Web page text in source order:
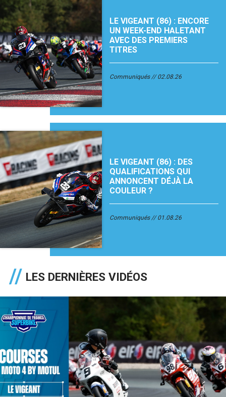
LE VIGEANT (86) : ENCORE
UN WEEK-END HALETANT
AVEC DES PREMIERS
TITRES
Communiqués 02.08.26
LE VIGEANT (86) : DES
QUALIFICATIONS QUI
ANNONCENT DÉJÀ LA
COULEUR ?
Communiqués 01.08.26
LES DERNIÈRES VIDÉOS